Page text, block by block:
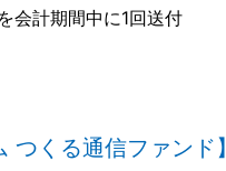
会計期間中に1回送付
つくる通信ファンド】